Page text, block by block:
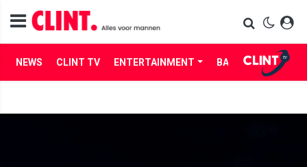
NEWS CLINT TV ENTERTAINMENT BABES LIFE